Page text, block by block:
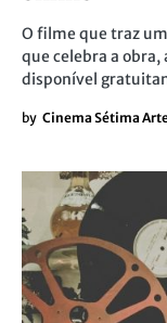
O filme que traz
que celebra a obra,
disponível
by Cinema Sétima